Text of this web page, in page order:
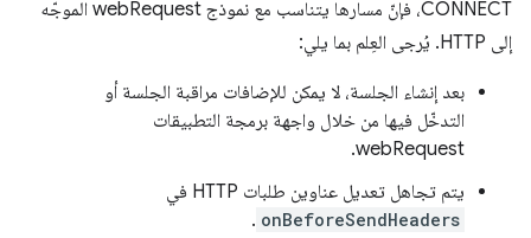
CONNECT، فإنّ مسارها يتناسب مع نموذج webRequest الموجّه
إلى HTTP. يُرجى العِلم بما يلي:
بعد إنشاء الجلسة، لا يمكن للإضافات مراقبة الجلسة أو
التدخّل فيها من خلال واجهة برمجة التطبيقات
webRequest.
يتم تجاهل تعديل عناوين طلبات HTTP في
onBeforeSendHeaders
.